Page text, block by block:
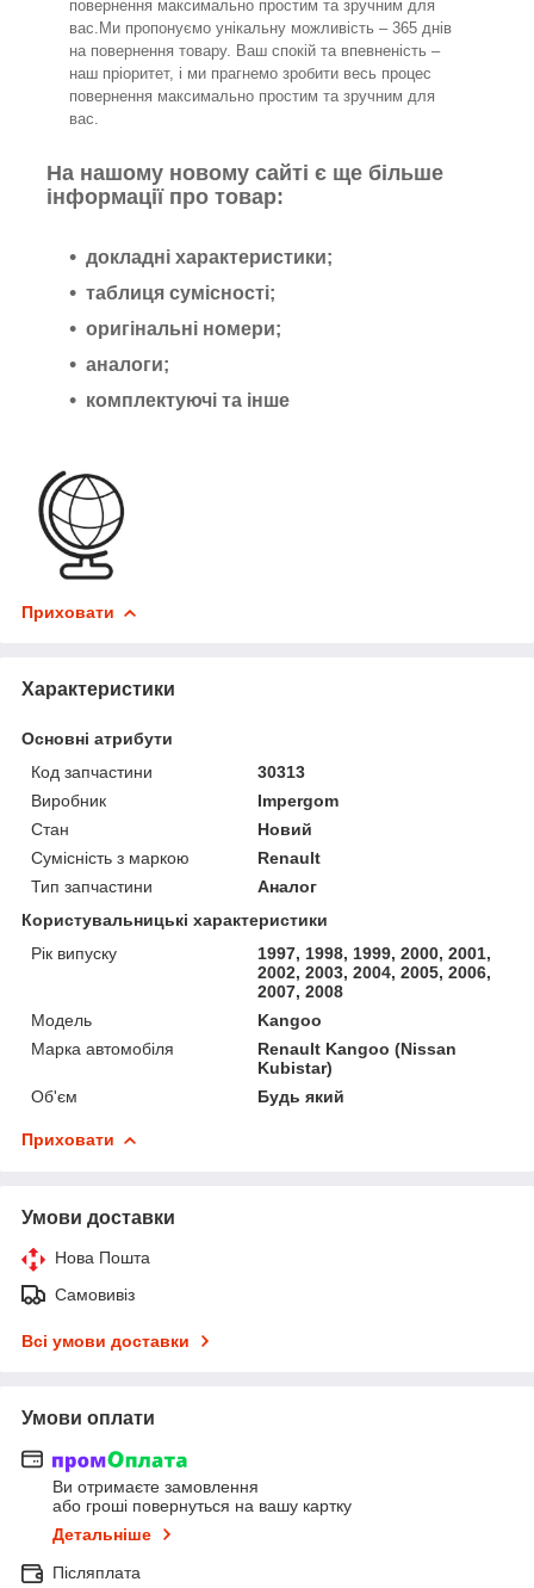
повернення максимально простим та зручним для
вас.Ми пропонуємо унікальну можливість – 365 днів
на повернення товару. Ваш спокій та впевненість –
наш пріоритет, і ми прагнемо зробити весь процес
повернення максимально простим та зручним для
вас.
На нашому новому сайті є ще більше
інформації про товар:
докладні характеристики;
таблиця сумісності;
оригінальні номери;
аналоги;
комплектуючі та інше
Приховати
Характеристики
Основні атрибути
Код запчастини
30313
Виробник
Impergom
Стан
Новий
Сумісність з маркою
Renault
Тип запчастини
Аналог
Користувальницькі характеристики
Рік випуску
1997, 1998, 1999, 2000, 2001,
2002, 2003, 2004, 2005, 2006,
2007, 2008
Мoдель
Kangoo
Марка автомобіля
Renault Kangoo (Nissan
Kubistar)
Об'єм
Будь який
Приховати
Умови доставки
Нова Пошта
Самовивіз
Всі умови доставки
Умови оплати
Ви отримаєте замовлення
або гроші повернуться на вашу картку
Детальніше
Післяплата